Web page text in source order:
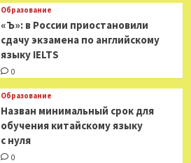
Образование
«Ъ»: в России приостановили
сдачу экзамена по английскому
языку IELTS
0
Образование
Назван минимальный срок для
обучения китайскому языку
с нуля
0